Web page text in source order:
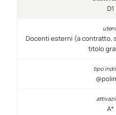
D1
Docenti esterni (a contratto,
titolo
A*